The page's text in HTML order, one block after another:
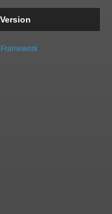
Comments